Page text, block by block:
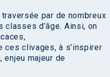
par de nombreux
d’âge. Ainsi, on
ces clivages, à s’inspirer
majeur de